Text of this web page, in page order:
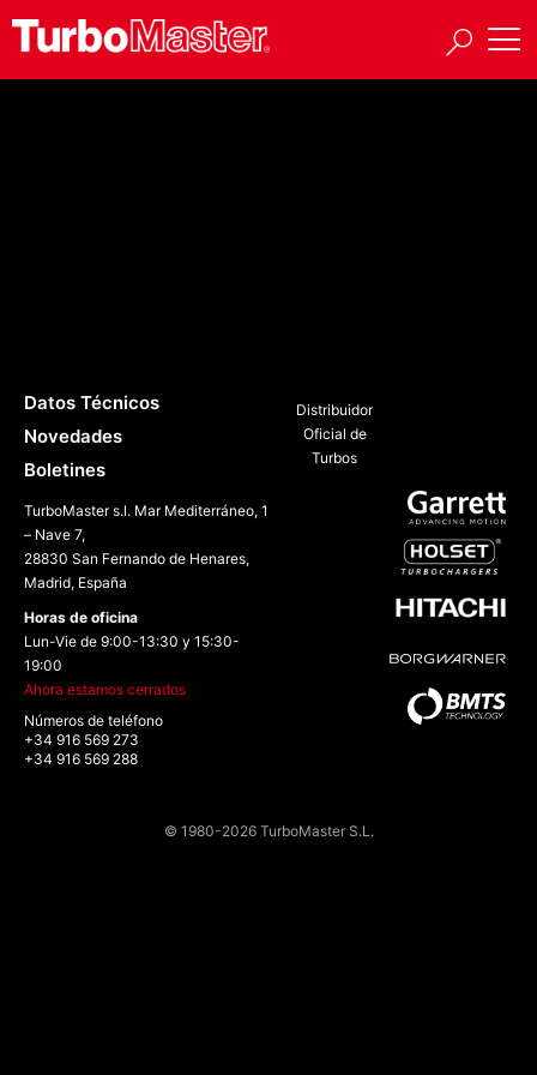
Distribuidor
Oficial de
Turbos
Datos Técnicos
Novedades
Boletines
TurboMaster s.l. Mar Mediterráneo, 1
– Nave 7,
28830 San Fernando de Henares,
Madrid, España
Horas de oficina
Lun-Vie de 9:00-13:30 y 15:30-
19:00
Ahora estamos cerrados
Números de teléfono
+34 916 569 273
+34 916 569 288
© 1980-2026 TurboMaster S.L.